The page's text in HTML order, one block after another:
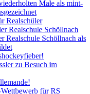
Male als mint-
Realschüler
Realschule Schöllnach
Realschule Schöllnach als
zu Besuch im
für RS